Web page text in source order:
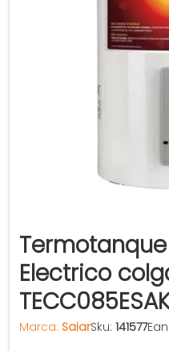
Electrico
Marca: SaiarSku: 141577Ean: